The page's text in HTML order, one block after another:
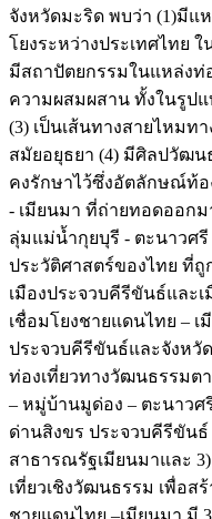
จังหวัดมะริด พบว่า (1)มีแ
โยงระหว่างประเทศไทย
มีสถาปัตยกรรมในแหล่งท่
ความผสมผสาน ทั้งในรูปแ
(3) เป็นเส้นทางสายไหมท
สมัยอยุธยา (4) มีศิลปวัฒน
คงรักษาไว้ซึ่งอัตลักษณ์ท้อ
- เมียนมา ที่ถ่ายทอดออก
ลุ่มแม่น้ำกุยบุรี - ตะนาวศ
ประวัติศาสตร์ของไทย ที่
เมืองประจวบคีรีขันธ์และเ
เชื่อมโยงชายแดนไทย –
ประจวบคีรีขันธ์และจังหวั
ท่องเที่ยวทางวัฒนธรรมต
– หมู่บ้านมูด่อง – ตะนาวศ
ด่านสิงขร ประจวบคีรีขัน
สาธารณรัฐเมียนมาและ
เที่ยวเชิงวัฒนธรรม เพื่อส